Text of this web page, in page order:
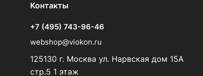
Контакты
+7 (495) 743-96-46
webshop@viokon.ru
125130 г. Москва ул. Нарвская дом 15А
стр.5 1 этаж